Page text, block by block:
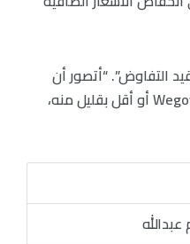
التفاوض”. “أتصور أن
الأمر سينتهي كما ستراه عند Wegovy أو أقل بقليل منه،